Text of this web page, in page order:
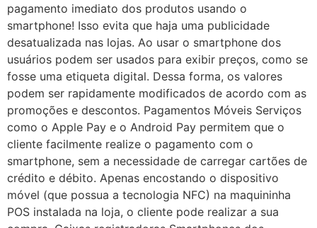
pagamento imediato dos produtos usando o
smartphone! Isso evita que haja uma publicidade
desatualizada nas lojas. Ao usar o smartphone dos
usuários podem ser usados para exibir preços, como se
fosse uma etiqueta digital. Dessa forma, os valores
podem ser rapidamente modificados de acordo com as
promoções e descontos. Pagamentos Móveis Serviços
como o Apple Pay e o Android Pay permitem que o
cliente facilmente realize o pagamento com o
smartphone, sem a necessidade de carregar cartões de
crédito e débito. Apenas encostando o dispositivo
móvel (que possua a tecnologia NFC) na maquininha
POS instalada na loja, o cliente pode realizar a sua